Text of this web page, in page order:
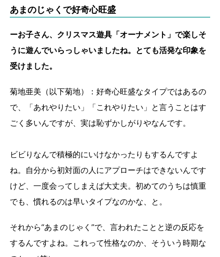
あまのじゃくで好奇心旺盛
ーお子さん、クリスマス遊具「オーナメント」で楽しそ
うに遊んでいらっしゃいましたね。とても活発な印象を
受けました。
菊地亜美（以下菊地）：好奇心旺盛なタイプではあるの
で、「あれやりたい」「これやりたい」と言うことはす
ごく多いんですが、実は恥ずかしがりやなんです。
ビビりなんで積極的にいけなかったりもするんですよ
ね。自分から初対面の人にアプローチはできないんです
けど、一度会ってしまえば大丈夫。初めてのうちは慎重
でも、慣れるのは早いタイプなのかな、と。
それから“あまのじゃく”で、言われたことと逆の反応を
するんですよね。これって性格なのか、そういう時期な